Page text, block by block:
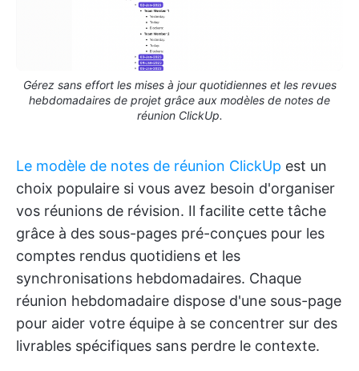
Gérez sans effort les mises à jour quotidiennes et les revues
hebdomadaires de projet grâce aux modèles de notes de
réunion ClickUp.
Le modèle de notes de réunion ClickUp est un
choix populaire si vous avez besoin d'organiser
vos réunions de révision. Il facilite cette tâche
grâce à des sous-pages pré-conçues pour les
comptes rendus quotidiens et les
synchronisations hebdomadaires. Chaque
réunion hebdomadaire dispose d'une sous-page
pour aider votre équipe à se concentrer sur des
livrables spécifiques sans perdre le contexte.